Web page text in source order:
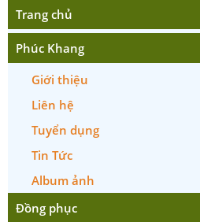
Trang chủ
Phúc Khang
Giới thiệu
Liên hệ
Tuyển dụng
Tin Tức
Album ảnh
Đồng phục